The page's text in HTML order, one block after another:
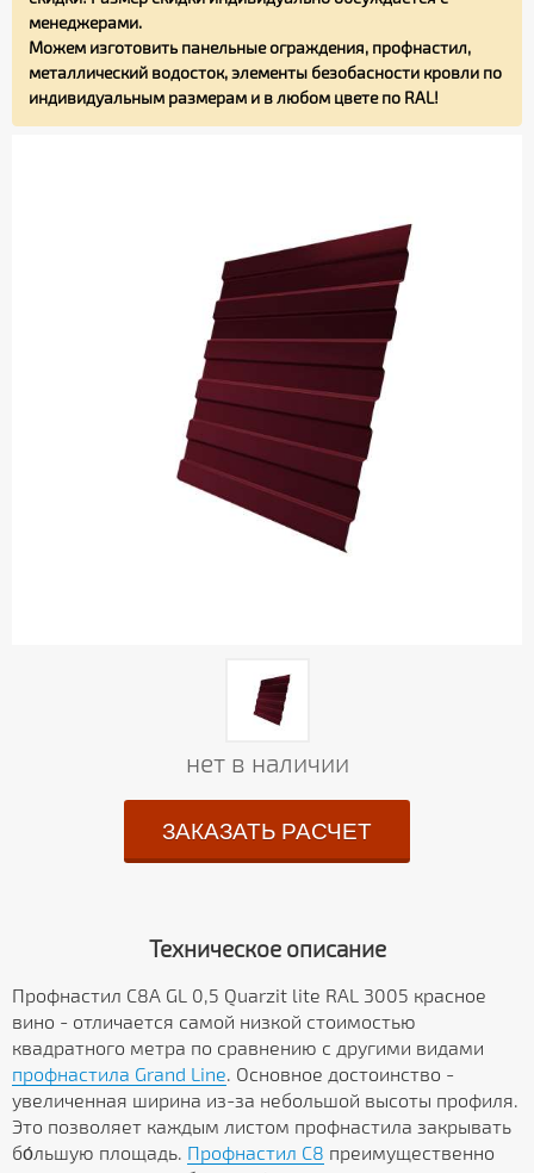
менеджерами.
Можем изготовить панельные ограждения, профнастил,
металлический водосток, элементы безобасности кровли по
индивидуальным размерам и в любом цвете по RAL!
нет в наличии
ЗАКАЗАТЬ РАСЧЕТ
Техническое описание
Профнастил С8А GL 0,5 Quarzit lite RAL 3005 красное
вино - отличается самой низкой стоимостью
квадратного метра по сравнению с другими видами
профнастила Grand Line. Основное достоинство -
увеличенная ширина из-за небольшой высоты профиля.
Это позволяет каждым листом профнастила закрывать
бо́льшую площадь. Профнастил C8 преимущественно